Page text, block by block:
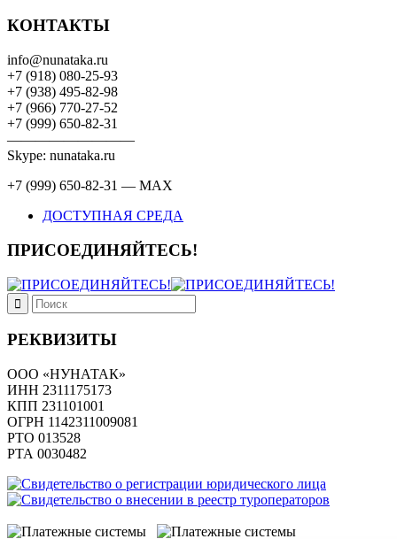
КОНТАКТЫ
info@nunataka.ru
+7 (918) 080-25-93
+7 (938) 495-82-98
+7 (966) 770-27-52
+7 (999) 650-82-31
—————————
Skype: nunataka.ru
+7 (999) 650-82-31 — MAX
ДОСТУПНАЯ СРЕДА
ПРИСОЕДИНЯЙТЕСЬ!
РЕКВИЗИТЫ
ООО «НУНАТАК»
ИНН 2311175173
КПП 231101001
ОГРН 1142311009081
PTO 013528
РТА 0030482